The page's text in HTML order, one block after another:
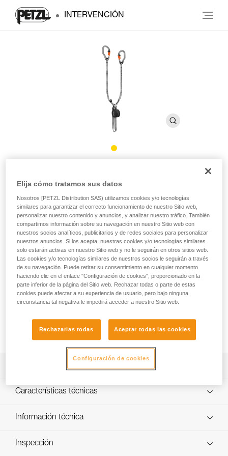
INTERVENCIÓN
Elemento de amarre para vía ferrata con mosquetones
VERTIGO
Con solo 365 g, el SCORPIO VERTIGO es el elemento de
amarre para vía ferrata más ligero de la gama Petzl. Gracias
a su absorbedor ultracompacto y sus dos cintas con
elásticos, progresará sin que nada le moleste. Fáciles de
manipular, sus mosquetones VERTIGO WIRE-LOCK
aseguran una excelente sujeción con la mano y disponen
una gran abertura para enganchar y desenganchar
rápidamente en los cables. El elemento de amarre está
mosquetón (no incluido) para descansar con más facilidad
en un barrote durante el itinerario.
Elemento de amarre muy ligero y compacto:
al absorbedor de energía ultracompacto.
elásticos para facilitar la progresión.
- Cinta corta que permite descansar con facilidad en un
Características técnicas
Longitud del elemento de amarre: retraído: 68 cm
Materiales: polietileno de alta densidad, poliéster y
aluminio
Información técnica
Descargar el pdf technical-notice-SCORPIO-2
Inspección
Elija cómo tratamos sus datos
Nosotros [PETZL Distribution SAS) utilizamos cookies y/o tecnologías
similares para garantizar el correcto funcionamiento de nuestro Sitio web,
personalizar nuestro contenido y anuncios, y analizar nuestro tráfico. También
compartimos información sobre su navegación en nuestro Sitio web con
nuestros socios analíticos, publicitarios y de redes sociales para personalizar
nuestros anuncios. Si los acepta, nuestras cookies y/o tecnologías similares
solo estarán activas en nuestro Sitio web y no le seguirán en otros sitios web.
Las cookies y/o tecnologías similares de nuestros socios le seguirán a través
de su navegación. Puede retirar su consentimiento en cualquier momento
haciendo clic en el enlace "Configuración de cookies", proporcionado en la
parte inferior de la página del Sitio web. Rechazar todas o parte de estas
cookies puede afectar a su experiencia de usuario, pero bajo ninguna
circunstancia tal negativa le impedirá acceder a nuestro Sitio web.
Rechazarlas todas Aceptar todas las cookies
Configuración de cookies